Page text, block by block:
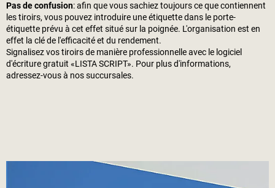
Pas de confusion: afin que vous sachiez toujours ce que contiennent
les tiroirs, vous pouvez introduire une étiquette dans le porte-
étiquette prévu à cet effet situé sur la poignée. L'organisation est en
effet la clé de l'efficacité et du rendement.
Signalisez vos tiroirs de manière professionnelle avec le logiciel
d'écriture gratuit «LISTA SCRIPT». Pour plus d'informations,
adressez-vous à nos succursales.